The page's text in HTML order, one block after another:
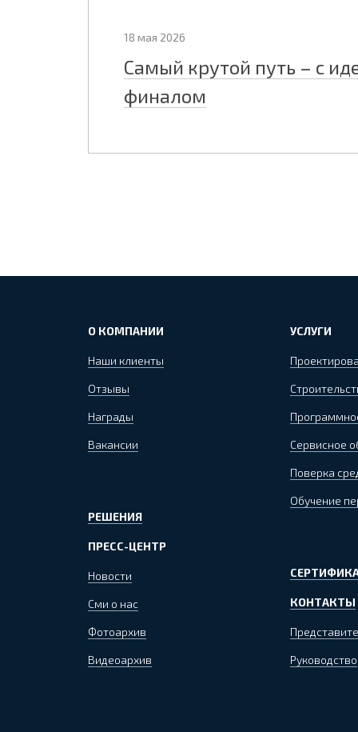
18 мая 2026
Самый крутой путь – с
финалом
О КОМПАНИИ
Наши клиенты
Отзывы
Награды
Вакансии
РЕШЕНИЯ
ПРЕСС-ЦЕНТР
Новости
Сми о нас
Фотоархив
Видеоархив
УСЛУГИ
Сервисное
Поверка
Обучение
КОНТАКТЫ
Руководство